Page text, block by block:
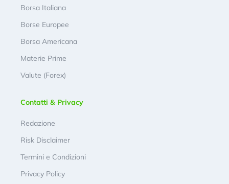
Borsa Italiana
Borse Europee
Borsa Americana
Materie Prime
Valute (Forex)
Contatti & Privacy
Redazione
Risk Disclaimer
Termini e Condizioni
Privacy Policy